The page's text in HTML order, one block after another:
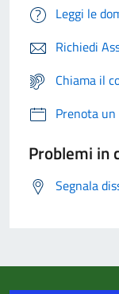
Leggi le
Richiedi
Chiama il
Prenota
Problemi in
Segnala